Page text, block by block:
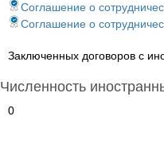
Соглашение о
Соглашение о
Заключенных договоров с
Численность
0